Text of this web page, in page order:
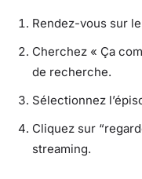
Rendez-vous sur
Cherchez « Ça
de recherche.
Sélectionnez
Cliquez sur
streaming.